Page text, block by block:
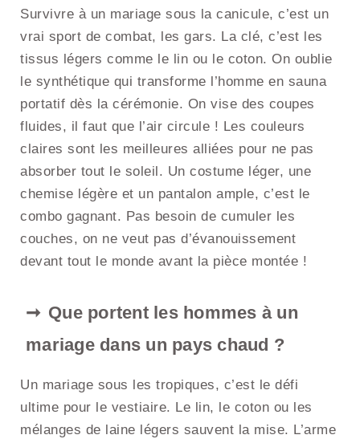
Survivre à un mariage sous la canicule, c’est un
vrai sport de combat, les gars. La clé, c’est les
tissus légers comme le lin ou le coton. On oublie
le synthétique qui transforme l’homme en sauna
portatif dès la cérémonie. On vise des coupes
fluides, il faut que l’air circule ! Les couleurs
claires sont les meilleures alliées pour ne pas
absorber tout le soleil. Un costume léger, une
chemise légère et un pantalon ample, c’est le
combo gagnant. Pas besoin de cumuler les
couches, on ne veut pas d’évanouissement
devant tout le monde avant la pièce montée !
Que portent les hommes à un
mariage dans un pays chaud ?
Un mariage sous les tropiques, c’est le défi
ultime pour le vestiaire. Le lin, le coton ou les
mélanges de laine légers sauvent la mise. L’arme